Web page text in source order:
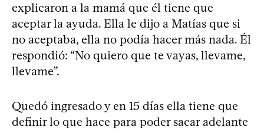
explicaron a la mamá que él tiene que
aceptar la ayuda. Ella le dijo a Matías que si
no aceptaba, ella no podía hacer más nada. Él
respondió: “No quiero que te vayas, llevame,
llevame”.
Quedó ingresado y en 15 días ella tiene que
definir lo que hace para poder sacar adelante